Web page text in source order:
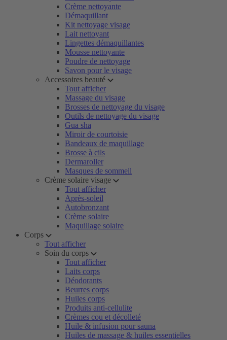
Crème nettoyante
Démaquillant
Kit nettoyage visage
Lait nettoyant
Lingettes démaquillantes
Mousse nettoyante
Poudre de nettoyage
Savon pour le visage
Accessoires beauté
Tout afficher
Massage du visage
Brosses de nettoyage du visage
Outils de nettoyage du visage
Gua sha
Miroir de courtoisie
Bandeaux de maquillage
Brosse à cils
Dermaroller
Masques de sommeil
Crème solaire visage
Tout afficher
Après-soleil
Autobronzant
Crème solaire
Maquillage solaire
Corps
Tout afficher
Soin du corps
Tout afficher
Laits corps
Déodorants
Beurres corps
Huiles corps
Produits anti-cellulite
Crèmes cou et décolleté
Huile & infusion pour sauna
Huiles de massage & huiles essentielles